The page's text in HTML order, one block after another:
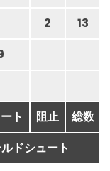
2 13
ト 阻止 総数
ドシュート